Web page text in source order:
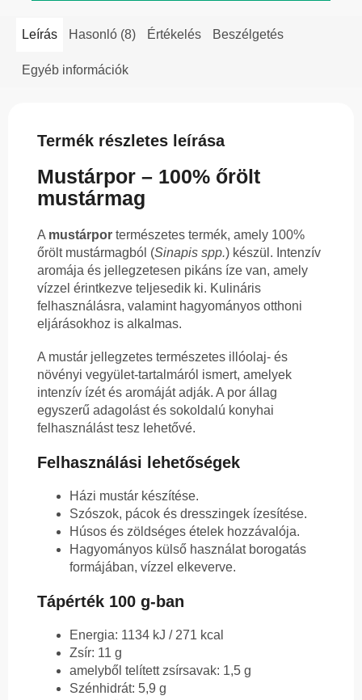
Leírás Hasonló (8) Értékelés Beszélgetés
Egyéb információk
Termék részletes leírása
Mustárpor – 100% őrölt
mustármag
A mustárpor természetes termék, amely 100%
őrölt mustármagból (Sinapis spp.) készül. Intenzív
aromája és jellegzetesen pikáns íze van, amely
vízzel érintkezve teljesedik ki. Kulináris
felhasználásra, valamint hagyományos otthoni
eljárásokhoz is alkalmas.
A mustár jellegzetes természetes illóolaj- és
növényi vegyület-tartalmáról ismert, amelyek
intenzív ízét és aromáját adják. A por állag
egyszerű adagolást és sokoldalú konyhai
felhasználást tesz lehetővé.
Felhasználási lehetőségek
Házi mustár készítése.
Szószok, pácok és dresszingek ízesítése.
Húsos és zöldséges ételek hozzávalója.
Hagyományos külső használat borogatás
formájában, vízzel elkeverve.
Tápérték 100 g-ban
Energia: 1134 kJ / 271 kcal
Zsír: 11 g
amelyből telített zsírsavak: 1,5 g
Szénhidrát: 5,9 g